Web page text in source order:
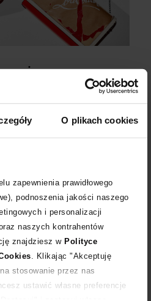
O plikach cookies
zapewnienia prawidłowego
podnoszenia jakości naszego
i personalizacji
naszych kontrahentów
znajdziesz w Polityce
. Klikając "Akceptuję
stosowanie przez nas
ustawić własne preferencje
trendów w tym sezonie jest
wszystkich fashionistek.
logo znajdziesz w sklepie
czytaj więcej